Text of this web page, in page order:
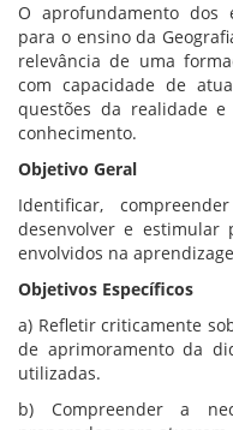
O aprofundamento dos
para o ensino da
relevância de uma
com capacidade de
questões da realidade
conhecimento.
Objetivo Geral
Identificar,
desenvolver e estimular
envolvidos na
Objetivos Específicos
a) Refletir criticamente
de aprimoramento da
utilizadas.
b) Compreender a